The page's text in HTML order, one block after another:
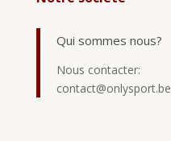
Qui sommes nous?
Nous contacter:
contact@onlysport.be